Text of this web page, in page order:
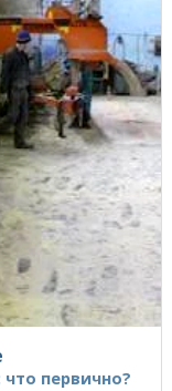
первично?